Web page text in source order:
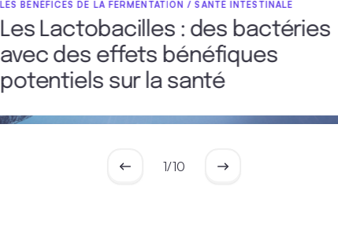
LES BÉNÉFICES DE LA FERMENTATION / SANTÉ INTESTINALE
Les Lactobacilles : des bactéries
avec des effets bénéfiques
potentiels sur la santé
1/10